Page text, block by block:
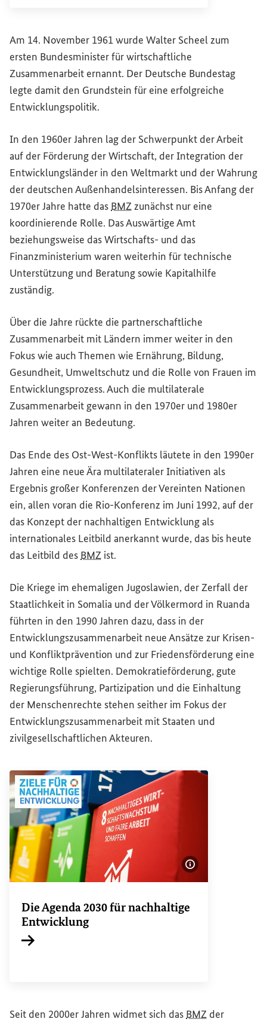
Am 14. November 1961 wurde Walter Scheel zum
ersten Bundesminister für wirtschaftliche
Zusammenarbeit ernannt. Der Deutsche Bundestag
legte damit den Grundstein für eine erfolgreiche
Entwicklungspolitik.
In den 1960er Jahren lag der Schwerpunkt der Arbeit
auf der Förderung der Wirtschaft, der Integration der
Entwicklungsländer in den Weltmarkt und der Wahrung
der deutschen Außenhandelsinteressen. Bis Anfang der
1970er Jahre hatte das BMZzunächst nur eine
koordinierende Rolle. Das Auswärtige Amt
beziehungsweise das Wirtschafts- und das
Finanzministerium waren weiterhin für technische
Unterstützung und Beratung sowie Kapitalhilfe
zuständig.
Über die Jahre rückte die partnerschaftliche
Zusammenarbeit mit Ländern immer weiter in den
Fokus wie auch Themen wie Ernährung, Bildung,
Gesundheit, Umweltschutz und die Rolle von Frauen im
Entwicklungsprozess. Auch die multilaterale
Zusammenarbeit gewann in den 1970er und 1980er
Jahren weiter an Bedeutung.
Das Ende des Ost-West-Konflikts läutete in den 1990er
Jahren eine neue Ära multilateraler Initiativen als
Ergebnis großer Konferenzen der Vereinten Nationen
ein, allen voran die Rio-Konferenz im Juni 1992, auf der
das Konzept der nachhaltigen Entwicklung als
internationales Leitbild anerkannt wurde, das bis heute
das Leitbild des BMZ ist.
Die Kriege im ehemaligen Jugoslawien, der Zerfall der
Staatlichkeit in Somalia und der Völkermord in Ruanda
führten in den 1990 Jahren dazu, dass in der
Entwicklungszusammenarbeit neue Ansätze zur Krisen-
und Konfliktprävention und zur Friedensförderung eine
wichtige Rolle spielten. Demokratieförderung, gute
Regierungsführung, Partizipation und die Einhaltung
der Menschenrechte stehen seither im Fokus der
Entwicklungszusammenarbeit mit Staaten und
zivilgesellschaftlichen Akteuren.
Die Agenda 2030 für nachhaltige
Entwicklung
Seit den 2000er Jahren widmet sich das BMZ der